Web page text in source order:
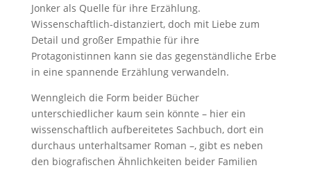
Jonker als Quelle für ihre Erzählung.
Wissenschaftlich-distanziert, doch mit Liebe zum
Detail und großer Empathie für ihre
Protagonistinnen kann sie das gegenständliche Erbe
in eine spannende Erzählung verwandeln.
Wenngleich die Form beider Bücher
unterschiedlicher kaum sein könnte – hier ein
wissenschaftlich aufbereitetes Sachbuch, dort ein
durchaus unterhaltsamer Roman –, gibt es neben
den biografischen Ähnlichkeiten beider Familien